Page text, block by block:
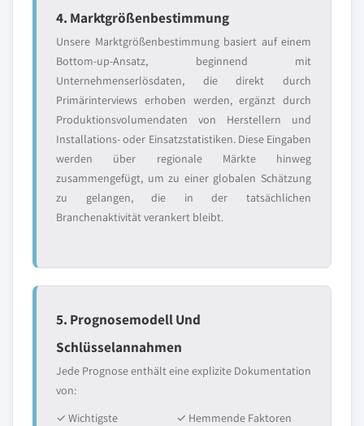
4. Marktgrößenbestimmung
Unsere Marktgrößenbestimmung basiert auf einem
Bottom-up-Ansatz, beginnend mit
Unternehmenserlösdaten, die direkt durch
Primärinterviews erhoben werden, ergänzt durch
Produktionsvolumendaten von Herstellern und
Installations- oder Einsatzstatistiken. Diese Eingaben
werden über regionale Märkte hinweg
zusammengefügt, um zu einer globalen Schätzung
zu gelangen, die in der tatsächlichen
Branchenaktivität verankert bleibt.
5. Prognosemodell Und
Schlüsselannahmen
Jede Prognose enthält eine explizite Dokumentation
von:
✓ Wichtigste
✓ Hemmende Faktoren